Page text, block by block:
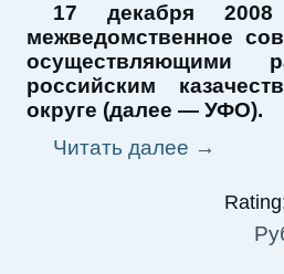
17 декабря 2008
межведомственное
осуществляющими
российским
округе (далее — УФО).
Читать далее →